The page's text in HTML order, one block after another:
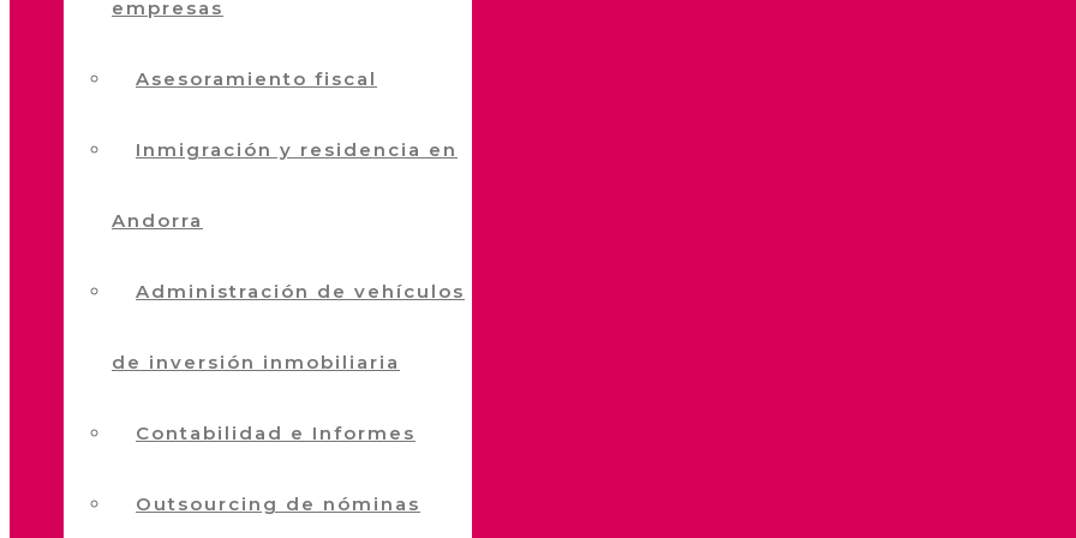
empresas
Asesoramiento fiscal
Inmigración y residencia en
Andorra
Administración de vehículos
de inversión inmobiliaria
Contabilidad e Informes
Outsourcing de nóminas